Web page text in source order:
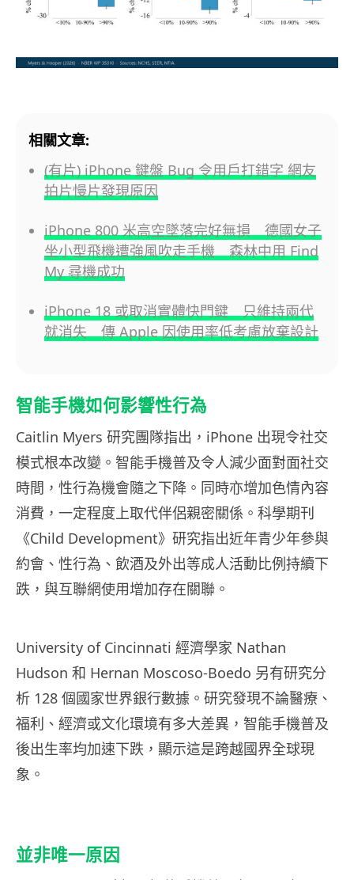
相關文章:
(有片) iPhone 鍵盤 Bug 令用戶打錯字 網友
拍片慢片發現原因
iPhone 800 米高空墜落完好無損 德國女子
坐小型飛機遭強風吹走手機 森林中用 Find
My 尋機成功
iPhone 18 或取消實體快門鍵 只維持兩代
就消失 傳 Apple 因使用率低考慮放棄設計
智能手機如何影響性行為
Caitlin Myers 研究團隊指出，iPhone 出現令社交
模式根本改變。智能手機普及令人減少面對面社交
時間，性行為機會隨之下降。同時亦增加色情內容
消費，一定程度上取代伴侶親密關係。科學期刊
《Child Development》研究指出近年青少年參與
約會、性行為、飲酒及外出等成人活動比例持續下
跌，與互聯網使用增加存在關聯。
University of Cincinnati 經濟學家 Nathan
Hudson 和 Hernan Moscoso-Boedo 另有研究分
析 128 個國家世界銀行數據。研究發現不論醫療、
福利、經濟或文化環境有多大差異，智能手機普及
後出生率均加速下跌，顯示這是跨越國界全球現
象。
並非唯一原因